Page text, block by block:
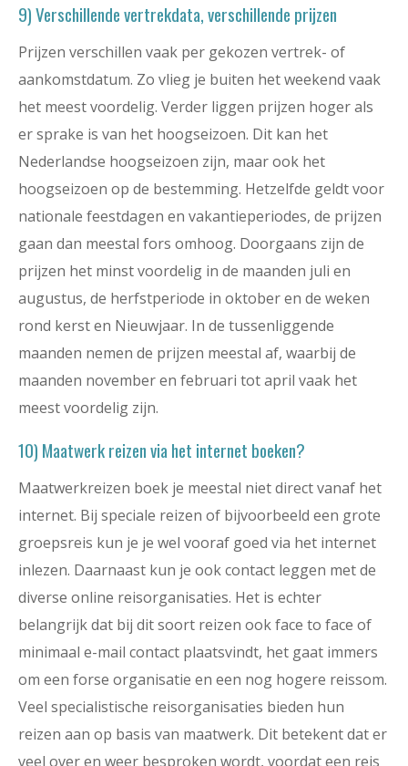
9) Verschillende vertrekdata, verschillende prijzen
Prijzen verschillen vaak per gekozen vertrek- of
aankomstdatum. Zo vlieg je buiten het weekend vaak
het meest voordelig. Verder liggen prijzen hoger als
er sprake is van het hoogseizoen. Dit kan het
Nederlandse hoogseizoen zijn, maar ook het
hoogseizoen op de bestemming. Hetzelfde geldt voor
nationale feestdagen en vakantieperiodes, de prijzen
gaan dan meestal fors omhoog. Doorgaans zijn de
prijzen het minst voordelig in de maanden juli en
augustus, de herfstperiode in oktober en de weken
rond kerst en Nieuwjaar. In de tussenliggende
maanden nemen de prijzen meestal af, waarbij de
maanden november en februari tot april vaak het
meest voordelig zijn.
10) Maatwerk reizen via het internet boeken?
Maatwerkreizen boek je meestal niet direct vanaf het
internet. Bij speciale reizen of bijvoorbeeld een grote
groepsreis kun je je wel vooraf goed via het internet
inlezen. Daarnaast kun je ook contact leggen met de
diverse online reisorganisaties. Het is echter
belangrijk dat bij dit soort reizen ook face to face of
minimaal e-mail contact plaatsvindt, het gaat immers
om een forse organisatie en een nog hogere reissom.
Veel specialistische reisorganisaties bieden hun
reizen aan op basis van maatwerk. Dit betekent dat er
veel over en weer besproken wordt, voordat een reis